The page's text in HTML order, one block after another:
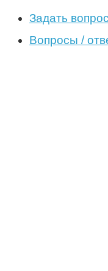
Задать вопрос
Вопросы /